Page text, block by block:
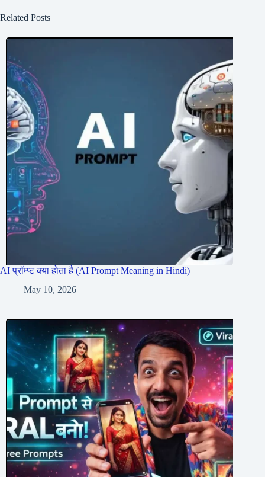
Related Posts
AI प्रॉम्प्ट क्या होता है (AI Prompt Meaning in Hindi)
May 10, 2026